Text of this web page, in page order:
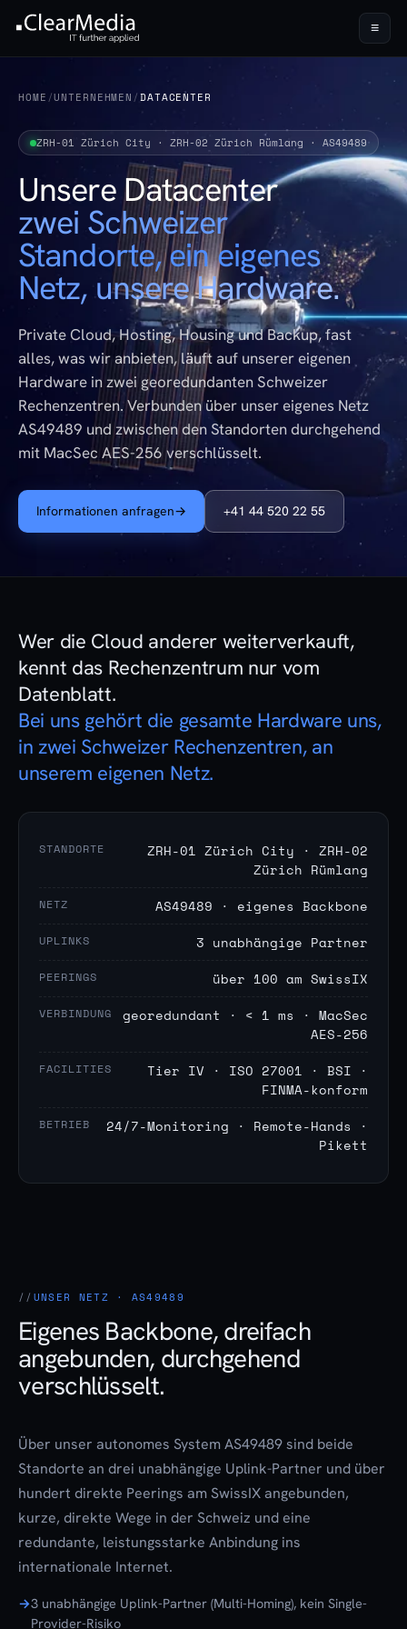
≡
HOME /UNTERNEHMEN /DATACENTER
ZRH-01 Zürich City · ZRH-02 Zürich Rümlang · AS49489
Unsere Datacenter
zwei Schweizer
Standorte, ein eigenes
Netz, unsere Hardware.
Private Cloud, Hosting, Housing und Backup, fast
alles, was wir anbieten, läuft auf unserer eigenen
Hardware in zwei georedundanten Schweizer
Rechenzentren. Verbunden über unser eigenes Netz
AS49489 und zwischen den Standorten durchgehend
mit MacSec AES-256 verschlüsselt.
Informationen anfragen→ +41 44 520 22 55
Wer die Cloud anderer weiterverkauft,
kennt das Rechenzentrum nur vom
Datenblatt.
Bei uns gehört die gesamte Hardware uns,
in zwei Schweizer Rechenzentren, an
unserem eigenen Netz.
STANDORTE
ZRH-01 Zürich City · ZRH-02
Zürich Rümlang
NETZ AS49489 · eigenes Backbone
UPLINKS 3 unabhängige Partner
PEERINGS über 100 am SwissIX
VERBINDUNG
georedundant · < 1 ms · MacSec
AES-256
FACILITIES
Tier IV · ISO 27001 · BSI ·
FINMA-konform
BETRIEB
24/7-Monitoring · Remote-Hands ·
Pikett
UNSER NETZ · AS49489
Eigenes Backbone, dreifach
angebunden, durchgehend
verschlüsselt.
Über unser autonomes System AS49489 sind beide
Standorte an drei unabhängige Uplink-Partner und über
hundert direkte Peerings am SwissIX angebunden,
kurze, direkte Wege in der Schweiz und eine
redundante, leistungsstarke Anbindung ins
internationale Internet.
3 unabhängige Uplink-Partner (Multi-Homing), kein Single-
Provider-Risiko